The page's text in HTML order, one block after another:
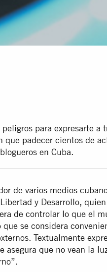
para expresarte a
padecer cientos de
en Cuba.
de varios medios
y Desarrollo,
de controlar lo que el
se considera
Textualmente
asegura que no vean la